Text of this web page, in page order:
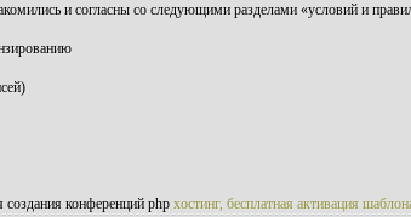
и согласны со следующими разделами «условий и
конференций php хостинг, бесплатная активация